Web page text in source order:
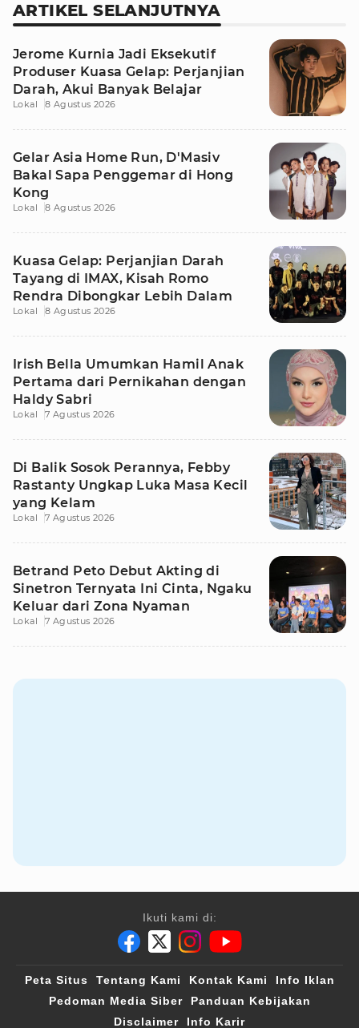
ARTIKEL SELANJUTNYA
Jerome Kurnia Jadi Eksekutif
Produser Kuasa Gelap: Perjanjian
Darah, Akui Banyak Belajar
Lokal 8 Agustus 2026
Gelar Asia Home Run, D'Masiv
Bakal Sapa Penggemar di Hong
Kong
Lokal 8 Agustus 2026
Kuasa Gelap: Perjanjian Darah
Tayang di IMAX, Kisah Romo
Rendra Dibongkar Lebih Dalam
Lokal 8 Agustus 2026
Irish Bella Umumkan Hamil Anak
Pertama dari Pernikahan dengan
Haldy Sabri
Lokal 7 Agustus 2026
Di Balik Sosok Perannya, Febby
Rastanty Ungkap Luka Masa Kecil
yang Kelam
Lokal 7 Agustus 2026
Betrand Peto Debut Akting di
Sinetron Ternyata Ini Cinta, Ngaku
Keluar dari Zona Nyaman
Lokal 7 Agustus 2026
Ikuti kami di:
Peta Situs Tentang Kami Kontak Kami
Info Iklan
Pedoman Media Siber
Panduan Kebijakan
Disclaimer
Info Karir